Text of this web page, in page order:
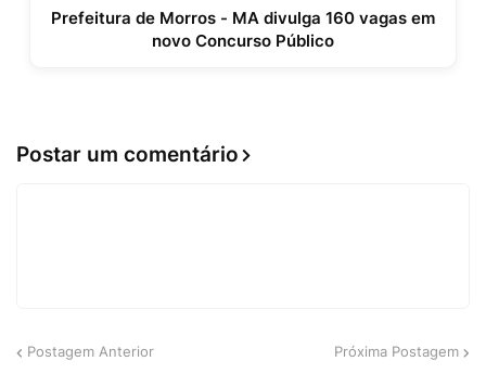
Prefeitura de Morros - MA divulga 160 vagas em
novo Concurso Público
Postar um comentário
Postagem Anterior Próxima Postagem